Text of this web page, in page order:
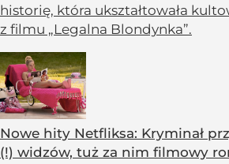
historię, która ukształtowała
z filmu „Legalna Blondynka”.
Nowe hity Netfliksa: Kryminał
(!) widzów, tuż za nim filmowy